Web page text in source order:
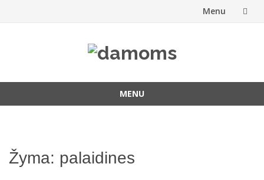
Menu
MENU
Žyma: palaidines